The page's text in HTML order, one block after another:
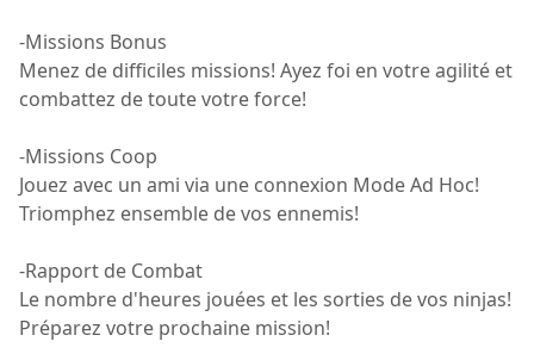
-Missions Bonus
Menez de difficiles missions! Ayez foi en votre agilité et
combattez de toute votre force!
-Missions Coop
Jouez avec un ami via une connexion Mode Ad Hoc!
Triomphez ensemble de vos ennemis!
-Rapport de Combat
Le nombre d'heures jouées et les sorties de vos ninjas!
Préparez votre prochaine mission!